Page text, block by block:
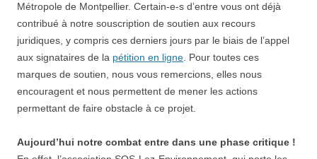
Métropole de Montpellier. Certain-e-s d’entre vous ont déjà
contribué à notre souscription de soutien aux recours
juridiques, y compris ces derniers jours par le biais de l’appel
aux signataires de la pétition en ligne . Pour toutes ces
marques de soutien, nous vous remercions, elles nous
encouragent et nous permettent de mener les actions
permettant de faire obstacle à ce projet.
Aujourd’hui notre combat entre dans une phase critique !